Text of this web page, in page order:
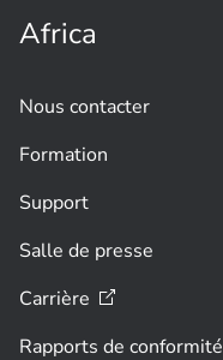
Africa
Nous contacter
Formation
Support
Salle de presse
Carrière
Rapports de conformité